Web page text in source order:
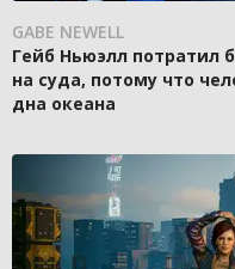
GABE NEWELL
Гейб Ньюэлл потратил
на суда, потому что
дна океана